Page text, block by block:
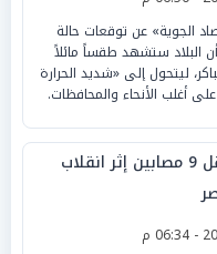
الجوية» عن توقعات حالة
البلاد ستشهد طقساً مائلاً
ليتحول إلى «شديد الحرارة
أغلب الأنحاء والمحافظات.
13 سيارة إسعاف تنقل 9 مصابين إثر انقلاب